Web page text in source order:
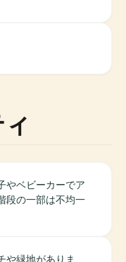
やベビーカーでア
段の一部は不均一
や緑地がありま